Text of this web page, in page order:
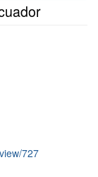
727